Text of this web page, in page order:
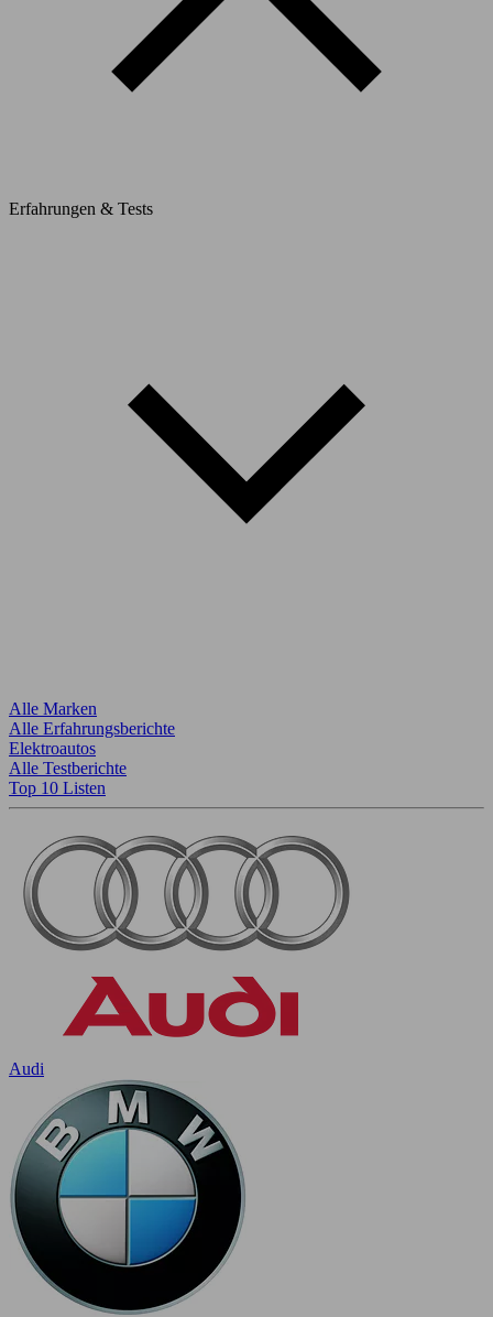
Erfahrungen & Tests
Alle Marken
Alle Erfahrungsberichte
Elektroautos
Alle Testberichte
Top 10 Listen
Audi